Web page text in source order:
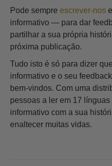
Pode sempre escrever‑nos
informativo — para dar
partilhar a sua própria
próxima publicação.
Tudo isto é só para dizer
informativo e o seu
bem‑vindos. Com uma
pessoas a ler em 17
informativo com a sua
enaltecer muitas vidas.